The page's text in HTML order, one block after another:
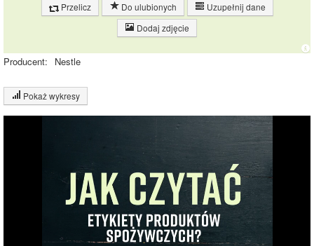
Przelicz Do ulubionych
Uzupełnij dane
Dodaj zdjęcie
Producent: Nestle
Pokaż wykresy
Wykres składu produktu
Pozostałe (10%)